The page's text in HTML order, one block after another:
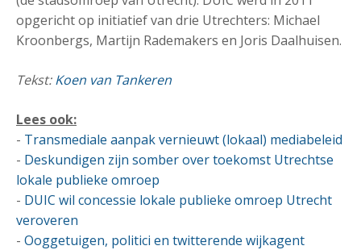
opgericht op initiatief van drie Utrechters: Michael
Kroonbergs, Martijn Rademakers en Joris Daalhuisen.
Tekst:Koen van Tankeren
Lees ook:
- Transmediale aanpak vernieuwt (lokaal) mediabeleid
- Deskundigen zijn somber over toekomst Utrechtse
lokale publieke omroep
- DUIC wil concessie lokale publieke omroep Utrecht
veroveren
- Ooggetuigen, politici en twitterende wijkagent